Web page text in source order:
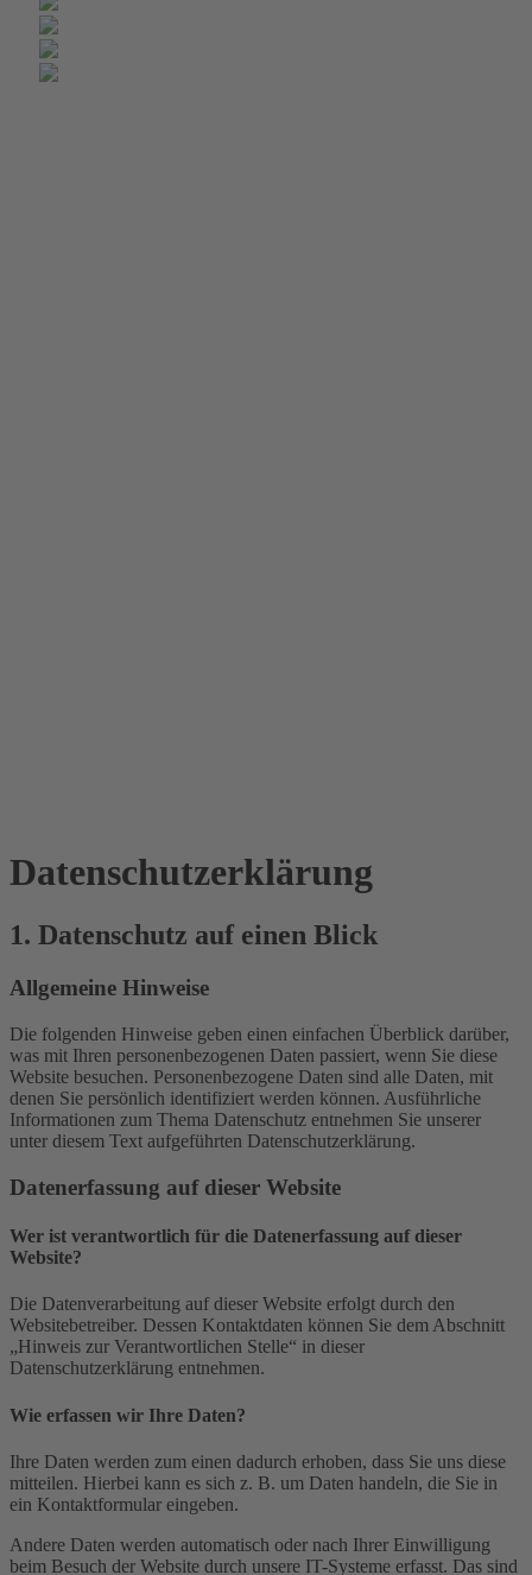
Datenschutz­erklärung
1. Datenschutz auf einen Blick
Allgemeine Hinweise
Die folgenden Hinweise geben einen einfachen Überblick darüber,
was mit Ihren personenbezogenen Daten passiert, wenn Sie diese
Website besuchen. Personenbezogene Daten sind alle Daten, mit
denen Sie persönlich identifiziert werden können. Ausführliche
Informationen zum Thema Datenschutz entnehmen Sie unserer
unter diesem Text aufgeführten Datenschutzerklärung.
Datenerfassung auf dieser Website
Wer ist verantwortlich für die Datenerfassung auf dieser
Website?
Die Datenverarbeitung auf dieser Website erfolgt durch den
Websitebetreiber. Dessen Kontaktdaten können Sie dem Abschnitt
„Hinweis zur Verantwortlichen Stelle“ in dieser
Datenschutzerklärung entnehmen.
Wie erfassen wir Ihre Daten?
Ihre Daten werden zum einen dadurch erhoben, dass Sie uns diese
mitteilen. Hierbei kann es sich z. B. um Daten handeln, die Sie in
ein Kontaktformular eingeben.
Andere Daten werden automatisch oder nach Ihrer Einwilligung
beim Besuch der Website durch unsere IT-Systeme erfasst. Das sind